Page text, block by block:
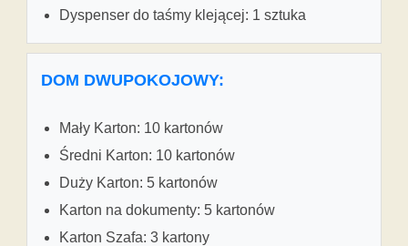
Dyspenser do taśmy klejącej: 1 sztuka
DOM DWUPOKOJOWY:
Mały Karton: 10 kartonów
Średni Karton: 10 kartonów
Duży Karton: 5 kartonów
Karton na dokumenty: 5 kartonów
Karton Szafa: 3 kartony